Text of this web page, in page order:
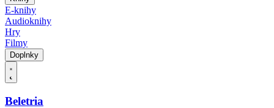
E-knihy
Audioknihy
Hry
Filmy
Doplnky
Beletria